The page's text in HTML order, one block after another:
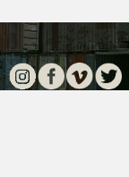
InstagramFacebook
Vimeo